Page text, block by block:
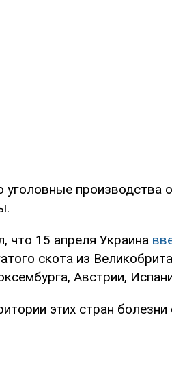
производства
что 15 апреля Украина
скота из
Австрии,
этих стран